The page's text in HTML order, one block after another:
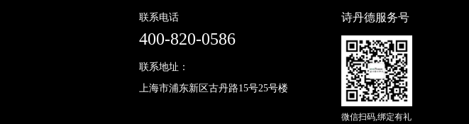
联系电话
400-820-0586
联系地址：
上海市浦东新区古丹路15号25号楼
诗丹德服务号
微信扫码,绑定有礼